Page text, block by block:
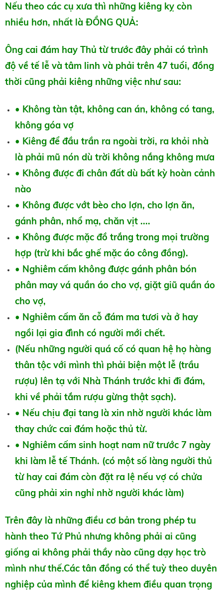
Nếu theo các cụ xưa thì những kiêng kỵ còn
nhiều hơn, nhất là ĐỒNG QUẢ:
Ông cai đám hay Thủ từ trước đây phải có trình
độ về tế lễ và tâm linh và phải trên 47 tuổi, đồng
thời cũng phải kiêng những việc như sau:
• Không tàn tật, không can án, không có tang,
không góa vợ
• Kiêng để đầu trần ra ngoài trời, ra khỏi nhà
là phải mũ nón dù trời không nắng không mưa
• Không được đi chân đất dù bất kỳ hoàn cảnh
nào
• Không được vớt bèo cho lợn, cho lợn ăn,
gánh phân, nhổ mạ, chăn vịt ....
• Không được mặc đồ trắng trong mọi trường
hợp (trừ khi bắc ghế mặc áo công đồng).
• Nghiêm cấm không được gánh phân bón
phân may vá quần áo cho vợ, giặt giũ quần áo
cho vợ,
• Nghiêm cấm ăn cỗ đám ma tươi và ở hay
ngồi lại gia đình có người mới chết.
(Nếu những người quá cố có quan hệ họ hàng
thân tộc với mình thì phải biện một lễ (trầu
rượu) lên tạ với Nhà Thánh trước khi đi đám,
khi về phải tắm rượu gừng thật sạch).
• Nếu chịu đại tang là xin nhờ người khác làm
thay chức cai đám hoặc thủ từ.
• Nghiêm cấm sinh hoạt nam nữ trước 7 ngày
khi làm lễ tế Thánh. (có một số làng người thủ
từ hay cai đám còn đặt ra lệ nếu vợ có chửa
cũng phải xin nghỉ nhờ người khác làm)
Trên đây là những điều cơ bản trong phép tu
hành theo Tứ Phủ nhưng không phải ai cũng
giống ai không phải thầy nào cũng dạy học trò
mình như thế.Các tân đồng có thể tuỳ theo duyên
nghiệp của mình để kiêng khem điều quan trọng